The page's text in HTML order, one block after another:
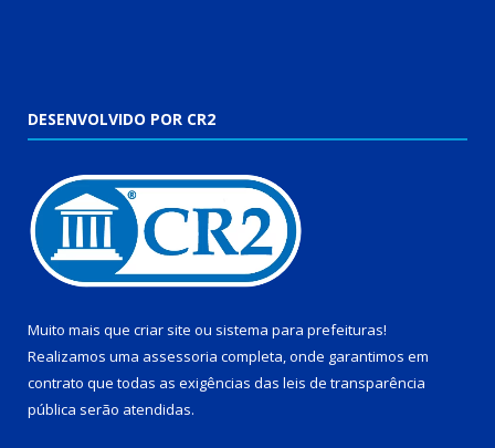
DESENVOLVIDO POR CR2
Muito mais que criar site ou sistema para prefeituras!
Realizamos uma assessoria completa, onde garantimos em
contrato que todas as exigências das leis de transparência
pública serão atendidas.